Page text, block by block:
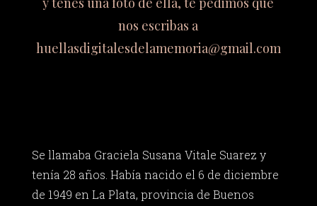
nos escribas a
huellasdigitalesdelamemoria@gmail.com
Se llamaba Graciela Susana Vitale Suarez y
tenía 28 años. Había nacido el 6 de diciembre
de 1949 en La Plata, provincia de Buenos